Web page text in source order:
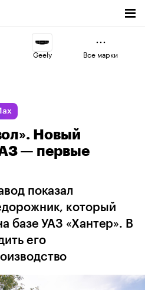
Geely
Jaecoo
Все марки
Новый
— первые
показал
который
базе УАЗ «Хантер». В
его